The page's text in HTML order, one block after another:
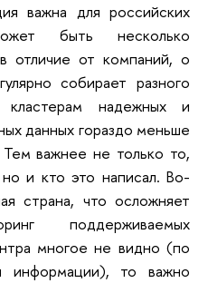
важна для российских
быть несколько
отличие от компаний, о
собирает разного
надежных и
данных гораздо меньше
важнее не только то,
и кто это написал. Во-
страна, что осложняет
поддерживаемых
многое не видно (по
информации), то важно